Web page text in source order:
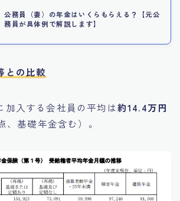
公務員（妻）の年金はいくらもらえる？【元公
務員が具体例で解説します】
との比較
加入する会社員の平均は約14.4万円
、基礎年金含む）。